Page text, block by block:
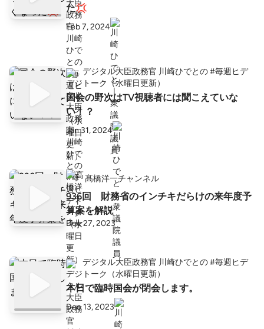
た💢
Feb 7, 2024
デジタル大臣政務官 川崎ひでとの #毎週ヒデ
トーク（水曜日更新）
国会の野次はTV視聴者には聞こえていな
い！？
Jan 31, 2024
髙橋洋一チャンネル
936回 財務省のインチキだらけの来年度予
算案を解説
Dec 27, 2023
デジタル大臣政務官 川崎ひでとの #毎週ヒデ
トーク（水曜日更新）
本日で臨時国会が閉会します。
Dec 13, 2023